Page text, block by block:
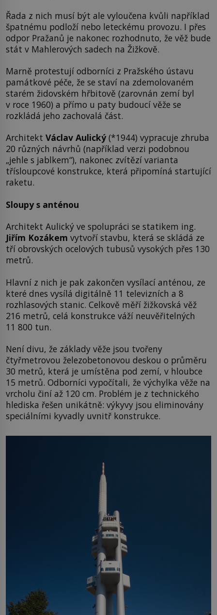
Řada z nich musí být ale vyloučena kvůli například
špatnému podloží nebo leteckému provozu. I přes
odpor Pražanů je nakonec rozhodnuto, že věž bude
stát v Mahlerových sadech na Žižkově.
Marně protestují odborníci z Pražského ústavu
památkové péče, že se staví na zdemolovaném
starém židovském hřbitově (zarovnán zemí byl
v roce 1960) a přímo u paty budoucí věže se
rozkládá jeho zachovalá část.
Architekt Václav Aulický(*1944) vypracuje zhruba
20 různých návrhů (například verzi podobnou
„jehle s jablkem“), nakonec zvítězí varianta
třísloupcové konstrukce, která připomíná startující
raketu.
Sloupy s anténou
Architekt Aulický ve spolupráci se statikem ing.
Jiřím Kozákem vytvoří stavbu, která se skládá ze
tří obrovských ocelových tubusů vysokých přes 130
metrů.
Hlavní z nich je pak zakončen vysílací anténou, ze
které dnes vysílá digitálně 11 televizních a 8
rozhlasových stanic. Celkově měří žižkovská věž
216 metrů, celá konstrukce váží neuvěřitelných
11 800 tun.
Není divu, že základy věže jsou tvořeny
čtyřmetrovou železobetonovou deskou o průměru
30 metrů, která je umístěna pod zemí, v hloubce
15 metrů. Odborníci vypočítali, že výchylka věže na
vrcholu činí až 120 cm. Problém je z technického
hlediska řešen unikátně: výkyvy jsou eliminovány
speciálními kyvadly uvnitř konstrukce.